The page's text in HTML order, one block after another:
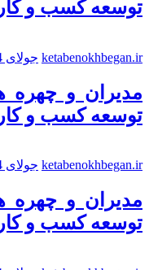
توسعه کسب و
ketabenokhbegan.ir جولای 14, 2021
مدیران و چهره
توسعه کسب و
ketabenokhbegan.ir جولای 14, 2021
مدیران و چهره
توسعه کسب و